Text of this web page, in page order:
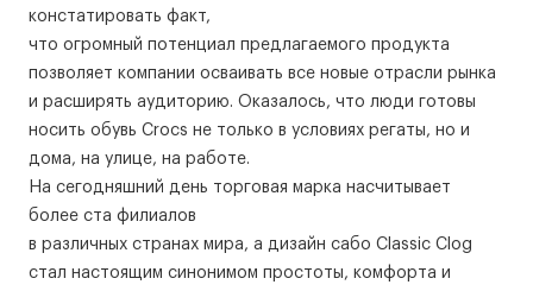
констатировать факт,
что огромный потенциал предлагаемого продукта
позволяет компании осваивать все новые отрасли рынка
и расширять аудиторию. Оказалось, что люди готовы
носить обувь Crocs не только в условиях регаты, но и
дома, на улице, на работе.
На сегодняшний день торговая марка насчитывает
более ста филиалов
в различных странах мира, а дизайн сабо Classic Clog
стал настоящим синонимом простоты, комфорта и